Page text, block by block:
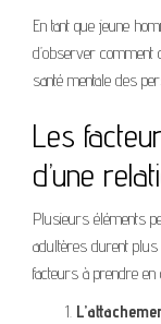
En tant que jeune
d’observer comment
santé mentale des
Les
d’une
Plusieurs éléments
adultères durent plus
facteurs à prendre en